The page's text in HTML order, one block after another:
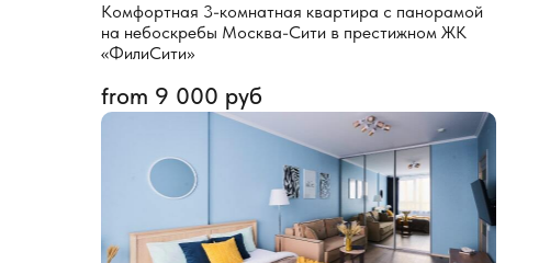
Комфортная 3-комнатная квартира с панорамой
на небоскребы Москва-Сити в престижном ЖК
«ФилиСити»
from 9 000 руб